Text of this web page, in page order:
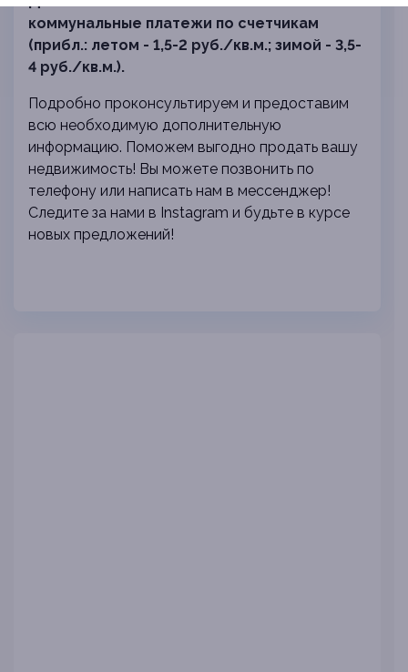
коммунальные платежи по счетчикам
(прибл.: летом - 1,5-2 руб./кв.м.; зимой - 3,5-
4 руб./кв.м.).
Подробно проконсультируем и предоставим
всю необходимую дополнительную
информацию. Поможем выгодно продать вашу
недвижимость! Вы можете позвонить по
телефону или написать нам в мессенджер!
Следите за нами в Instagram и будьте в курсе
новых предложений!